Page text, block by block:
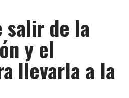
salir de la
y el
llevarla a la